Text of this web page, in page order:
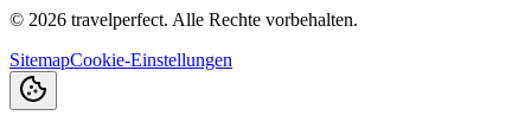
© 2026 travelperfect. Alle Rechte vorbehalten.
SitemapCookie-Einstellungen